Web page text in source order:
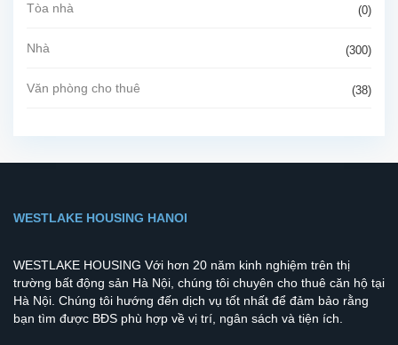
Tòa nhà (0)
Nhà (300)
Văn phòng cho thuê (38)
WESTLAKE HOUSING HANOI
WESTLAKE HOUSING Với hơn 20 năm kinh nghiệm trên thị
trường bất động sản Hà Nội, chúng tôi chuyên cho thuê căn hộ tại
Hà Nội. Chúng tôi hướng đến dịch vụ tốt nhất để đảm bảo rằng
bạn tìm được BĐS phù hợp về vị trí, ngân sách và tiện ích.